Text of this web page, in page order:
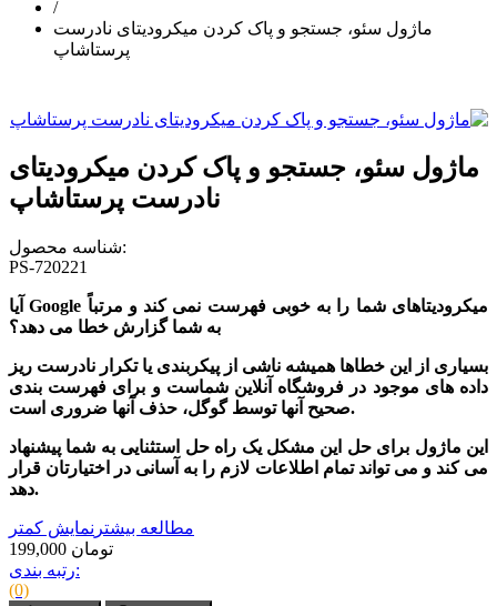
/
ماژول سئو، جستجو و پاک کردن میکرودیتای نادرست
پرستاشاپ
ماژول سئو، جستجو و پاک کردن میکرودیتای
نادرست پرستاشاپ
شناسه محصول:
PS-720221
آیا Google میکرودیتاهای شما را به خوبی فهرست نمی کند و مرتباً
به شما گزارش خطا می دهد؟
بسیاری از این خطاها همیشه ناشی از پیکربندی یا تکرار نادرست ریز
داده های موجود در فروشگاه آنلاین شماست و برای فهرست بندی
صحیح آنها توسط گوگل، حذف آنها ضروری است.
این ماژول برای حل این مشکل یک راه حل استثنایی به شما پیشنهاد
می کند و می تواند تمام اطلاعات لازم را به آسانی در اختیارتان قرار
دهد.
مطالعه بیشتر نمایش کمتر
199,000 تومان
رتبه بندی:
(0)